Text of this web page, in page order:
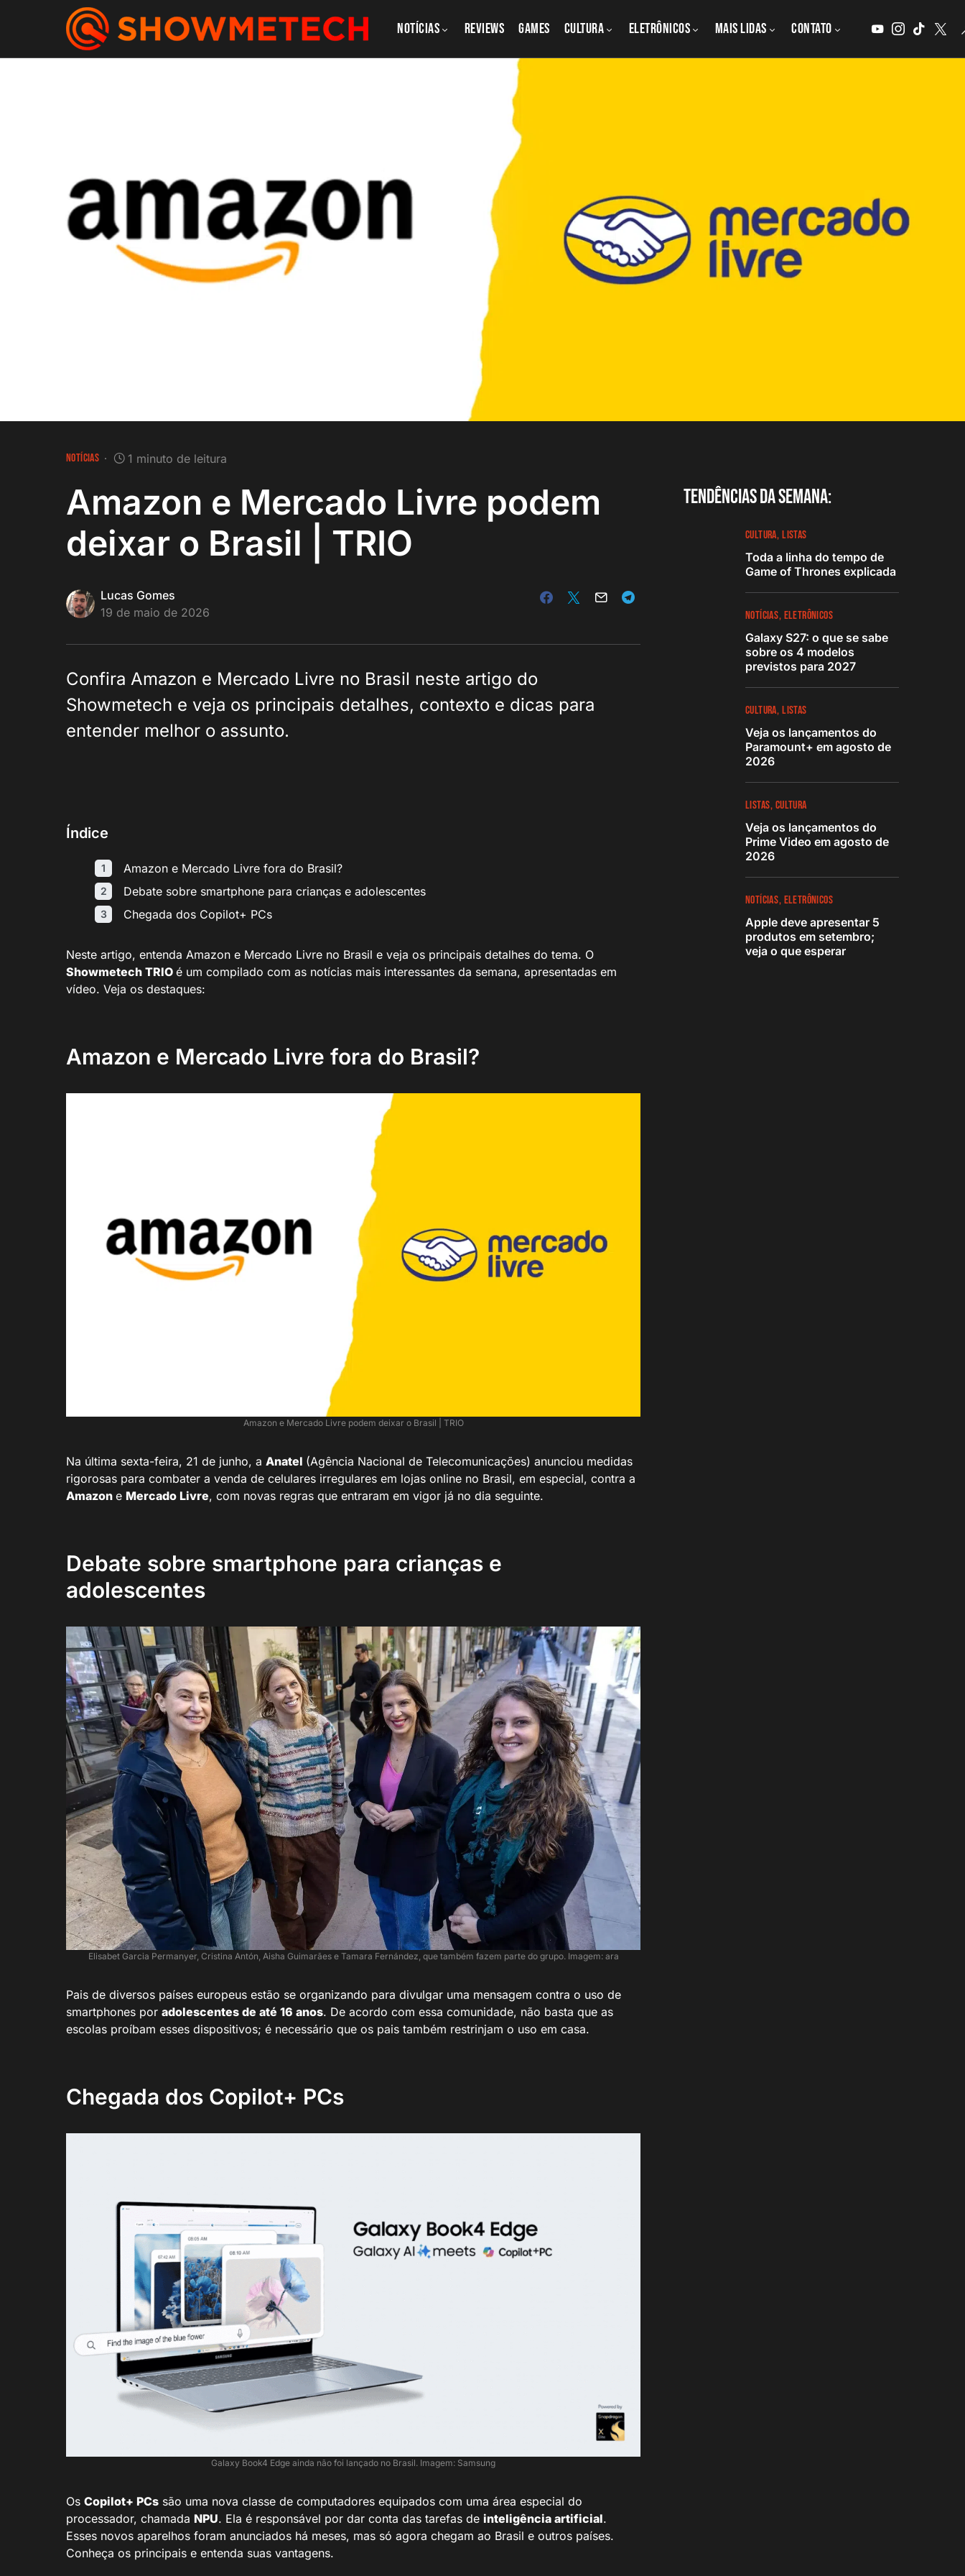
NOTÍCIAS REVIEWS GAMES CULTURA Eletrônicos MAIS LIDAS CONTATO
NOTÍCIAS 1 minuto de leitura
Amazon e Mercado Livre podem
deixar o Brasil | TRIO
Lucas Gomes
19 de maio de 2026
Confira Amazon e Mercado Livre no Brasil neste artigo do
Showmetech e veja os principais detalhes, contexto e dicas para
entender melhor o assunto.
Índice
Amazon e Mercado Livre fora do Brasil?
Debate sobre smartphone para crianças e adolescentes
Chegada dos Copilot+ PCs
Neste artigo, entenda Amazon e Mercado Livre no Brasil e veja os principais detalhes do tema. O
Showmetech TRIO é um compilado com as notícias mais interessantes da semana, apresentadas em
vídeo. Veja os destaques:
Amazon e Mercado Livre fora do Brasil?
Amazon e Mercado Livre podem deixar o Brasil | TRIO
Na última sexta-feira, 21 de junho, a Anatel (Agência Nacional de Telecomunicações) anunciou medidas
rigorosas para combater a venda de celulares irregulares em lojas online no Brasil, em especial, contra a
Amazon e Mercado Livre, com novas regras que entraram em vigor já no dia seguinte.
Debate sobre smartphone para crianças e
adolescentes
Elisabet Garcia Permanyer, Cristina Antón, Aisha Guimarães e Tamara Fernández, que também fazem parte do grupo. Imagem: ara
Pais de diversos países europeus estão se organizando para divulgar uma mensagem contra o uso de
smartphones por adolescentes de até 16 anos. De acordo com essa comunidade, não basta que as
escolas proíbam esses dispositivos; é necessário que os pais também restrinjam o uso em casa.
Chegada dos Copilot+ PCs
Galaxy Book4 Edge ainda não foi lançado no Brasil. Imagem: Samsung
Os Copilot+ PCs são uma nova classe de computadores equipados com uma área especial do
processador, chamada NPU. Ela é responsável por dar conta das tarefas de inteligência artificial.
Esses novos aparelhos foram anunciados há meses, mas só agora chegam ao Brasil e outros países.
Conheça os principais e entenda suas vantagens.
Tendências da semana:
CULTURA LISTAS
Toda a linha do tempo de
Game of Thrones explicada
NOTÍCIAS ELETRÔNICOS
Galaxy S27: o que se sabe
sobre os 4 modelos
previstos para 2027
CULTURA LISTAS
Veja os lançamentos do
Paramount+ em agosto de
2026
LISTAS CULTURA
Veja os lançamentos do
Prime Video em agosto de
2026
NOTÍCIAS ELETRÔNICOS
Apple deve apresentar 5
produtos em setembro;
veja o que esperar